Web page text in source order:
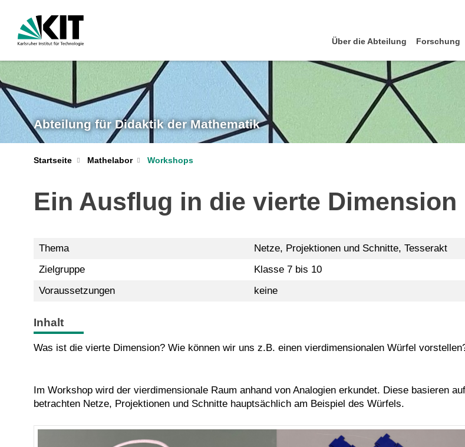
Über die Abteilung Forschung
Abteilung für Didaktik der Mathematik
Startseite Mathelabor Workshops
Ein Ausflug in die vierte Dimension
Thema
Netze, Projektionen und Schnitte, Tesserakt
Zielgruppe
Klasse 7 bis 10
Voraussetzungen
keine
Inhalt
Was ist die vierte Dimension? Wie können wir uns z.B. einen vierdimensionalen Würfel
Im Workshop wird der vierdimensionale Raum anhand von Analogien erkundet. Diese basieren
betrachten Netze, Projektionen und Schnitte hauptsächlich am Beispiel des Würfels.